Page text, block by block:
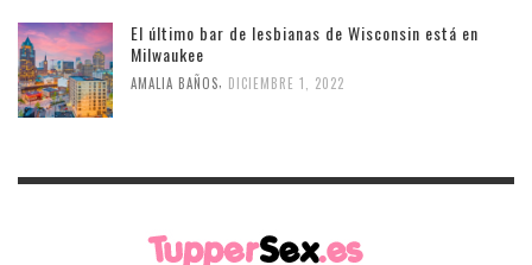
El último bar de lesbianas de Wisconsin está en
Milwaukee
AMALIA BAÑOS DICIEMBRE 1, 2022